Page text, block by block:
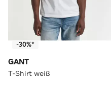
-30%*
GANT
T-Shirt weiß